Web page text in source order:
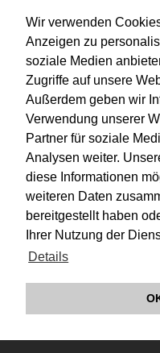
Wir verwenden
Anzeigen zu
soziale Medien
Zugriffe auf unsere
Außerdem geben wir
Verwendung unserer
Partner für soziale
Analysen weiter.
diese Informationen
weiteren Daten
bereitgestellt haben
Ihrer Nutzung der
Details